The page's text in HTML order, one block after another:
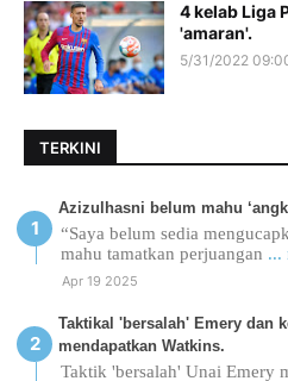
4 kelab Liga
'amaran'.
5/31/2022
TERKINI
Azizulhasni belum mahu
“Saya belum sedia
mahu tamatkan perjuangan ...
Apr 19 2025
Taktikal 'bersalah' Emery dan
mendapatkan Watkins.
Taktik 'bersalah' Unai Emery